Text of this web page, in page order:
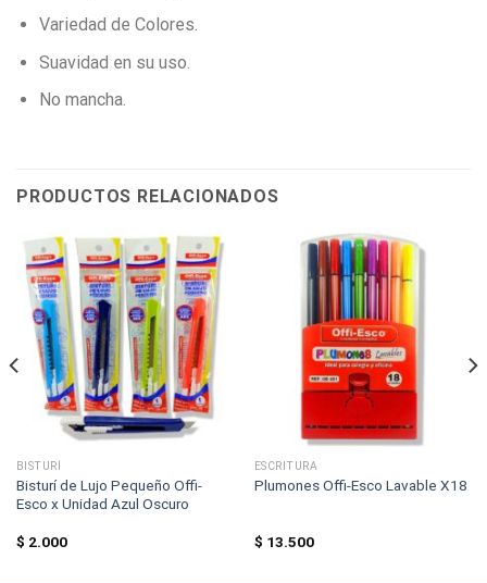
Variedad de Colores.
Suavidad en su uso.
No mancha.
PRODUCTOS RELACIONADOS
BISTURÍ
Bisturí de Lujo Pequeño Offi-
Esco x Unidad Azul Oscuro
$ 2.000
ESCRITURA
Plumones Offi-Esco Lavable X18
$ 13.500